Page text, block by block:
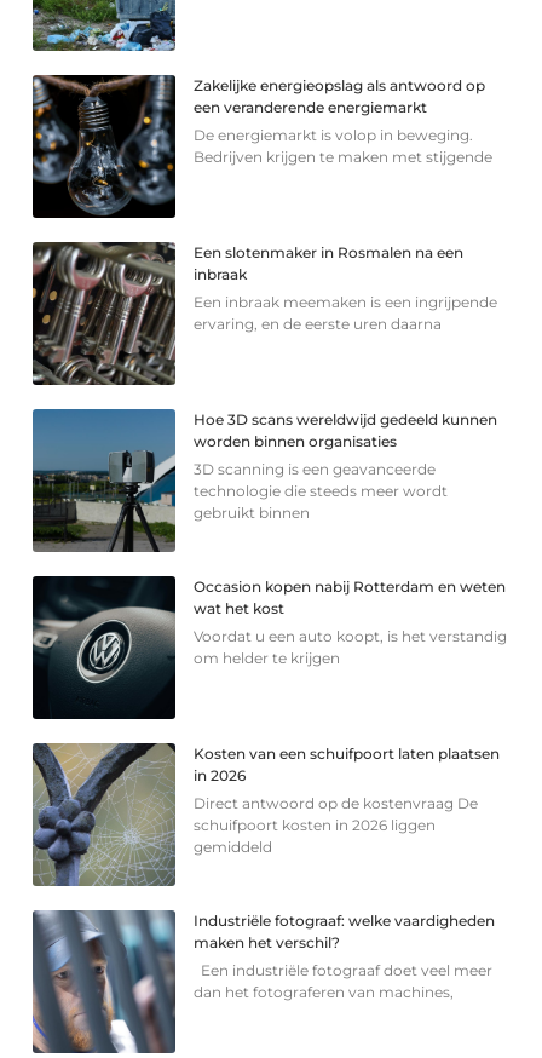
Zakelijke energieopslag als antwoord op
een veranderende energiemarkt
De energiemarkt is volop in beweging.
Bedrijven krijgen te maken met stijgende
Een slotenmaker in Rosmalen na een
inbraak
Een inbraak meemaken is een ingrijpende
ervaring, en de eerste uren daarna
Hoe 3D scans wereldwijd gedeeld kunnen
worden binnen organisaties
3D scanning is een geavanceerde
technologie die steeds meer wordt
gebruikt binnen
Occasion kopen nabij Rotterdam en weten
wat het kost
Voordat u een auto koopt, is het verstandig
om helder te krijgen
Kosten van een schuifpoort laten plaatsen
in 2026
Direct antwoord op de kostenvraag De
schuifpoort kosten in 2026 liggen
gemiddeld
Industriële fotograaf: welke vaardigheden
maken het verschil?
Een industriële fotograaf doet veel meer
dan het fotograferen van machines,